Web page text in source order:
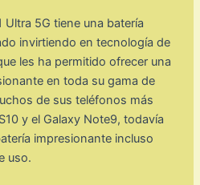
Ultra 5G tiene una batería
invirtiendo en tecnología de
les ha permitido ofrecer una
en toda su gama de
de sus teléfonos más
y el Galaxy Note9, todavía
impresionante incluso
uso.